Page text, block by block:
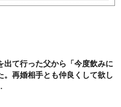
前6:30時点）
っちゅしながらの濃厚エッ...
「パリピ」続編への期待が高...
出て行った父から「今度飲みに
。再婚相手とも仲良くして欲し